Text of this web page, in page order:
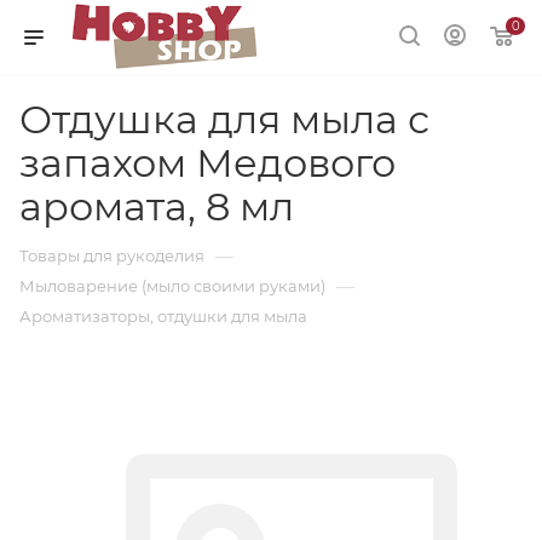
0
Отдушка для мыла с
запахом Медового
аромата, 8 мл
Товары для рукоделия —
Мыловарение (мыло своими руками) —
Ароматизаторы, отдушки для мыла